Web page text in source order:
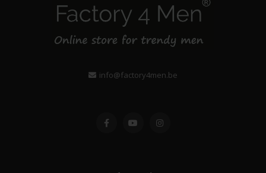
info@factory4men.be